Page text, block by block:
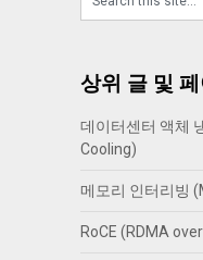
상위 글 및 페
데이터센터 액체
Cooling)
메모리 인터리빙
RoCE (RDMA